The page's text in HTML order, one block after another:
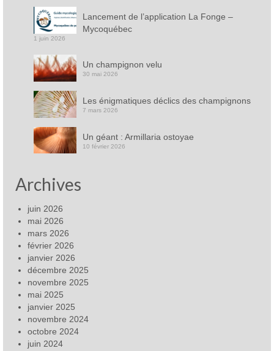
Lancement de l’application La Fonge –
Mycoquébec
1 juin 2026
Un champignon velu
30 mai 2026
Les énigmatiques déclics des champignons
7 mars 2026
Un géant : Armillaria ostoyae
10 février 2026
Archives
juin 2026
mai 2026
mars 2026
février 2026
janvier 2026
décembre 2025
novembre 2025
mai 2025
janvier 2025
novembre 2024
octobre 2024
juin 2024